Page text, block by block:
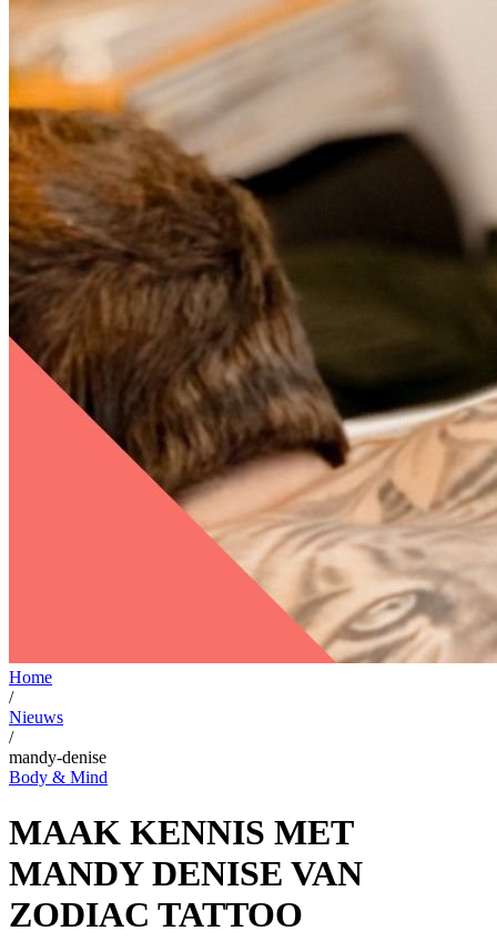
Home
/
Nieuws
/
mandy-denise
Body & Mind
MAAK KENNIS MET
MANDY DENISE VAN
ZODIAC TATTOO